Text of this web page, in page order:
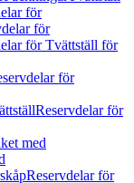
för
för
för Tvättställ för
för
Reservdelar för
med
Reservdelar för